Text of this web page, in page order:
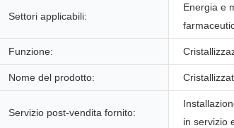
Settori applicabili:
Energia e
Funzione:
Nome del prodotto:
Servizio post-vendita fornito:
in servizio